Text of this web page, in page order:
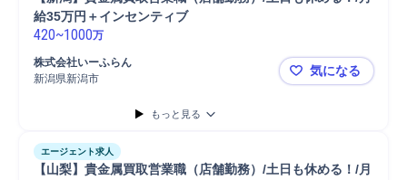
給35万円＋インセンティブ
420~1000万
株式会社いーふらん
新潟県新潟市
【新潟】貴
気になる
もっと見る
エージェント求人
【山梨】貴金属買取営業職（店舗勤務）/土日も休める！/月